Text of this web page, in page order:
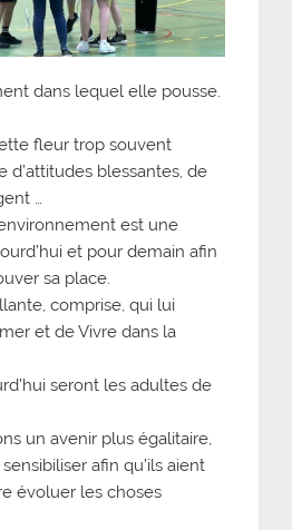
dans lequel elle pousse.
fleur trop souvent
d’attitudes blessantes, de
…
est une
et pour demain afin
sa place.
comprise, qui lui
et de Vivre dans la
seront les adultes de
un avenir plus égalitaire,
afin qu’ils aient
évoluer les choses